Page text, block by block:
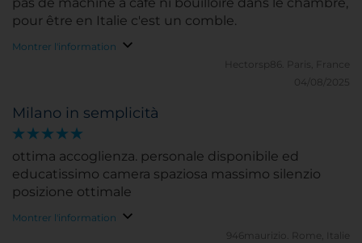
pas de machine à café ni bouilloire dans le chambre,
pour être en Italie c'est un comble.
Montrer l'information
Hectorsp86.
Paris, France
04/08/2025
Milano in semplicità
ottima accoglienza. personale disponibile ed
educatissimo camera spaziosa massimo silenzio
posizione ottimale
Montrer l'information
946maurizio.
Rome, Italie